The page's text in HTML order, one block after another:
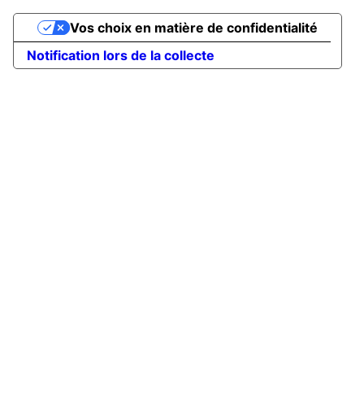
Notification lors de la collecte
Vos choix en matière de confidentialité